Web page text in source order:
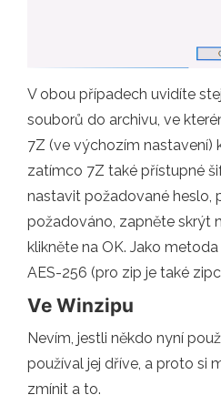
V obou případech uvidíte
souborů do archivu, ve
7Z (ve výchozím nastavení)
zatímco 7Z také přístupné
nastavit požadované heslo,
požadováno, zapněte skrýt
klikněte na OK. Jako
AES-256 (pro zip je také
Ve Winzipu
Nevím, jestli někdo nyní
používal jej dříve, a proto si
zmínit a to.